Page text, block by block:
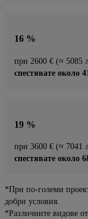
16 %
при 2600 € (≈ 5085
спестявате около
19 %
при 3600 € (≈ 7041
спестявате около
*При по-големи
добри условия.
*Различните видове